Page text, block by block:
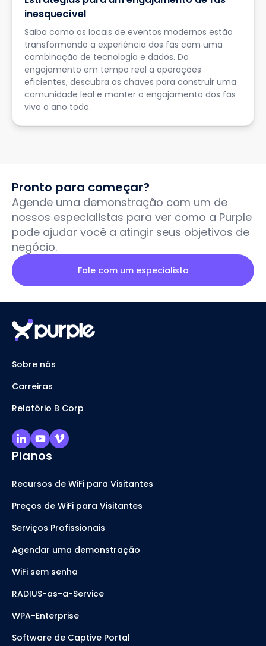
inesquecível
Saiba como os locais de eventos modernos estão
transformando a experiência dos fãs com uma
combinação de tecnologia e dados. Do
engajamento em tempo real a operações
eficientes, descubra as chaves para construir uma
comunidade leal e manter o engajamento dos fãs
vivo o ano todo.
Pronto para começar?
Agende uma demonstração com um de
nossos especialistas para ver como a Purple
pode ajudar você a atingir seus objetivos de
negócio.
Fale com um especialista
Sobre nós
Carreiras
Relatório B Corp
Planos
Recursos de WiFi para Visitantes
Preços de WiFi para Visitantes
Serviços Profissionais
Agendar uma demonstração
WiFi sem senha
RADIUS-as-a-Service
WPA-Enterprise
Software de Captive Portal